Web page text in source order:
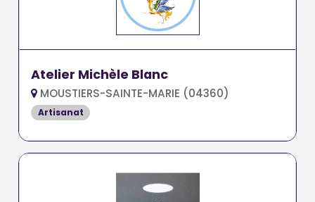
Atelier Michèle Blanc
MOUSTIERS-SAINTE-MARIE (04360)
Artisanat